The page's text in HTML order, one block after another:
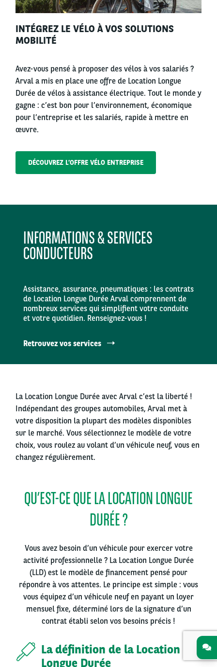
column
INTÉGREZ LE VÉLO À VOS SOLUTIONS
MOBILITÉ
Avez-vous pensé à proposer des vélos à vos salariés ?
Arval a mis en place une offre de Location Longue
Durée de vélos à assistance électrique. Tout le monde y
gagne : c’est bon pour l’environnement, économique
pour l’entreprise et les salariés, rapide à mettre en
œuvre.
DÉCOUVREZ L’OFFRE VÉLO ENTREPRISE
INFORMATIONS & SERVICES
CONDUCTEURS
Assistance, assurance, pneumatiques : les contrats
de Location Longue Durée Arval comprennent de
nombreux services qui simplifient votre conduite
et votre quotidien. Renseignez-vous !
Retrouvez vos services
La Location Longue Durée avec Arval c’est la liberté !
Indépendant des groupes automobiles, Arval met à
votre disposition la plupart des modèles disponibles
sur le marché. Vous sélectionnez le modèle de votre
choix, vous roulez au volant d’un véhicule neuf, vous en
changez régulièrement.
QU’EST-CE QUE LA LOCATION LONGUE
DURÉE ?
Vous avez besoin d’un véhicule pour exercer votre
activité professionnelle ? La Location Longue Durée
(LLD) est le modèle de financement pensé pour
répondre à vos attentes. Le principe est simple : vous
vous équipez d’un véhicule neuf en payant un loyer
mensuel fixe, déterminé lors de la signature d’un
contrat établi selon vos besoins précis !
La définition de la Location
Longue Durée